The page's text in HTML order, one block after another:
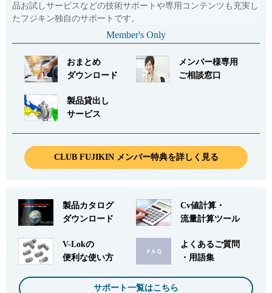
品お試しサービスなどの技術サポートや専用コンテンツも充実し
たフジキン独自のサポートです。
Member's Only
おまとめ
ダウンロード
メンバー様専用
ご相談窓口
製品貸出し
サービス
CLUB FUJIKIN メンバー特典を詳しく見る
製品カタログ
ダウンロード
Cv値計算・
流量計算ツール
V-Lokの
便利な使い方
よくあるご質問
・用語集
サポート一覧はこちら